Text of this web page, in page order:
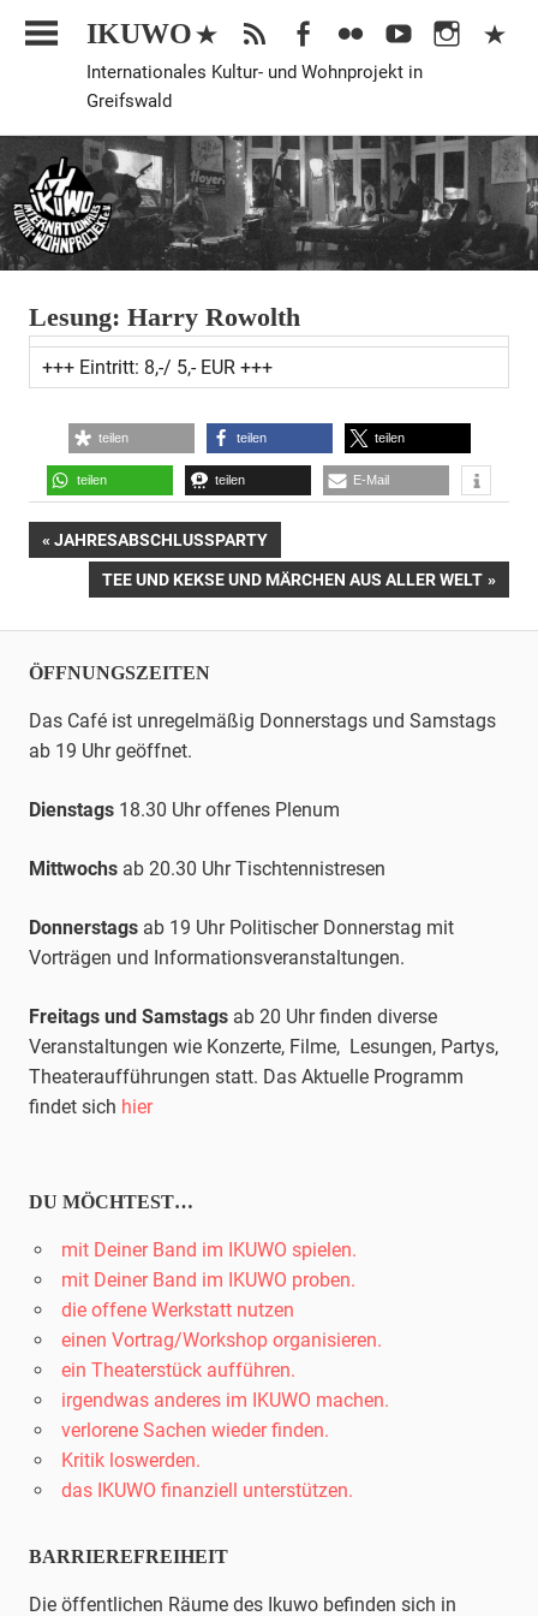
Inhalt
IKUWO
Internationales Kultur- und Wohnprojekt in
Greifswald
Allgemein
Lesung: Harry Rowolth
+++ Eintritt: 8,-/ 5,- EUR +++
teilen teilen teilen
teilen teilen E-Mail
Beitrags-
Navigation
VORHERIGER
BEITRAG:
JAHRESABSCHLUSSPARTY
NÄCHSTER
TEE UND KEKSE UND MÄRCHEN AUS ALLER WELT
ÖFFNUNGSZEITEN
Das Café ist unregelmäßig Donnerstags und Samstags
ab 19 Uhr geöffnet.
Dienstags 18.30 Uhr offenes Plenum
Mittwochs ab 20.30 UhrTischtennistresen
Donnerstags ab 19 Uhr Politischer Donnerstag mit
Vorträgen und Informationsveranstaltungen.
Freitags und Samstags ab 20 Uhr finden diverse
Veranstaltungen wie Konzerte, Filme, Lesungen, Partys,
Theateraufführungen statt. Das Aktuelle Programm
findet sich hier
DU MÖCHTEST…
mit Deiner Band im IKUWO spielen.
mit Deiner Band im IKUWO proben.
die offene Werkstatt nutzen
einen Vortrag/Workshop organisieren.
ein Theaterstück aufführen.
irgendwas anderes im IKUWO machen.
verlorene Sachen wieder finden.
Kritik loswerden.
das IKUWO finanziell unterstützen.
BARRIEREFREIHEIT
Die öffentlichen Räume des Ikuwo befinden sich in